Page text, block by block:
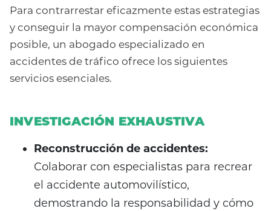
Para contrarrestar eficazmente estas estrategias
y conseguir la mayor compensación económica
posible, un abogado especializado en
accidentes de tráfico ofrece los siguientes
servicios esenciales.
INVESTIGACIÓN EXHAUSTIVA
Reconstrucción de accidentes:
Colaborar con especialistas para recrear
el accidente automovilístico,
demostrando la responsabilidad y cómo